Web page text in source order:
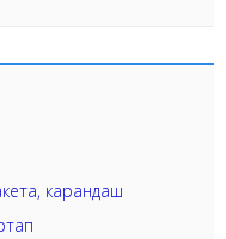
карандаш